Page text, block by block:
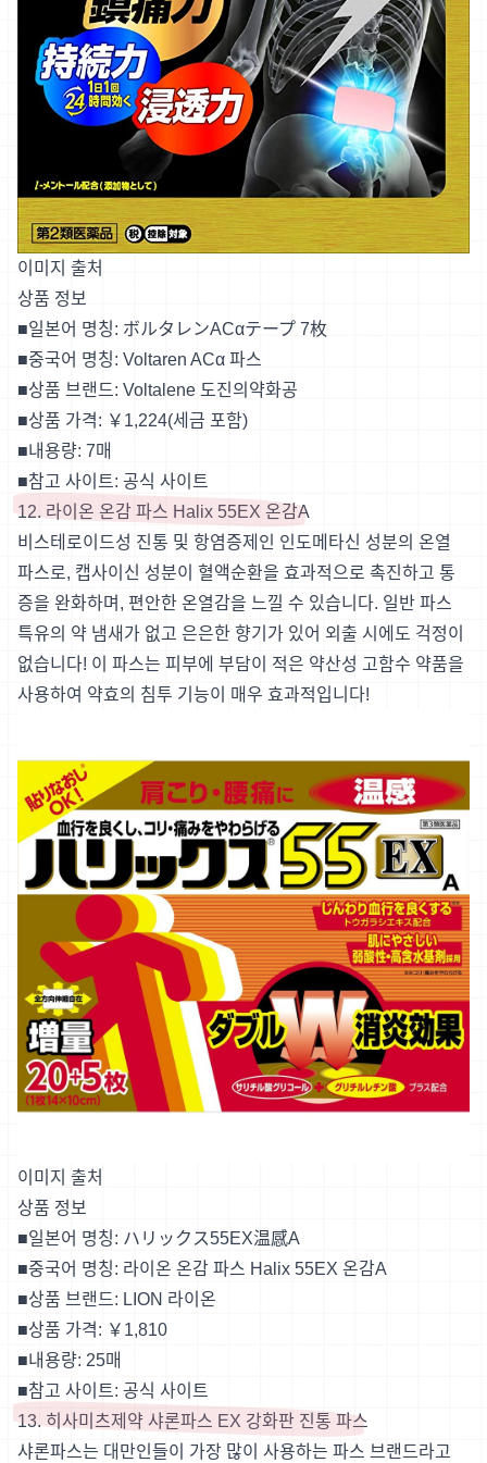
이미지 출처
상품 정보
■일본어 명칭: ボルタレンACαテープ 7枚
■중국어 명칭: Voltaren ACα 파스
■상품 브랜드: Voltalene 도진의약화공
■상품 가격: ￥1,224(세금 포함)
■내용량: 7매
■참고 사이트: 공식 사이트
12. 라이온 온감 파스 Halix 55EX 온감A
비스테로이드성 진통 및 항염증제인 인도메타신 성분의 온열
파스로, 캡사이신 성분이 혈액순환을 효과적으로 촉진하고 통
증을 완화하며, 편안한 온열감을 느낄 수 있습니다. 일반 파스
특유의 약 냄새가 없고 은은한 향기가 있어 외출 시에도 걱정이
없습니다! 이 파스는 피부에 부담이 적은 약산성 고함수 약품을
사용하여 약효의 침투 기능이 매우 효과적입니다!
이미지 출처
상품 정보
■일본어 명칭: ハリックス55EX温感A
■중국어 명칭: 라이온 온감 파스 Halix 55EX 온감A
■상품 브랜드: LION 라이온
■상품 가격: ￥1,810
■내용량: 25매
■참고 사이트: 공식 사이트
13. 히사미츠제약 샤론파스 EX 강화판 진통 파스
샤론파스는 대만인들이 가장 많이 사용하는 파스 브랜드라고